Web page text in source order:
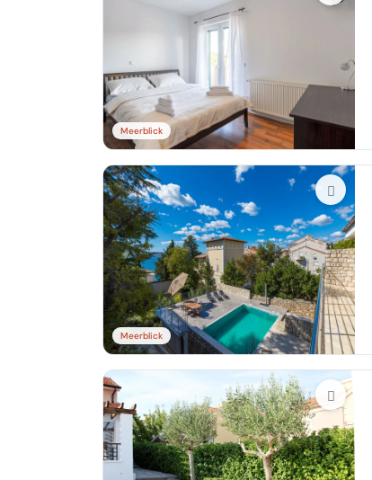
Meerblick
Meerblick